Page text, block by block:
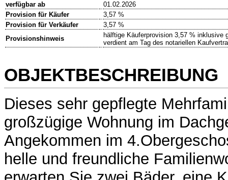
verfügbar ab
01.02.2026
Provision für Käufer
3,57 %
Provision für Verkäufer
3,57 %
Provisionshinweis
hälftige Käuferprovision 3,57 %
verdient am Tag des notariellen
OBJEKTBESCHREIBUNG
Dieses sehr gepflegte
großzügige Wohnung im
Angekommen im
helle und freundliche